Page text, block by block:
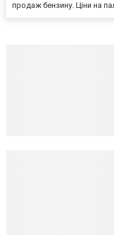
продаж бензину. Ціни на